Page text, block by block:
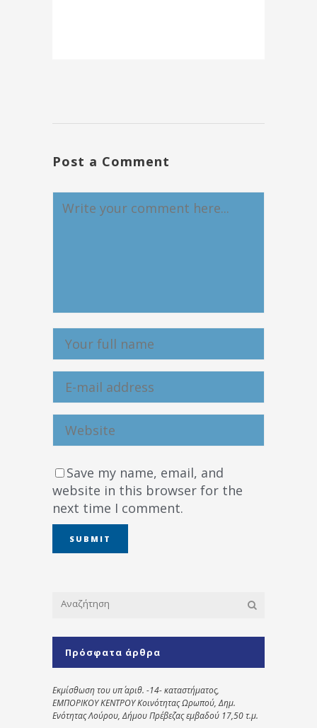
Post a Comment
Save my name, email, and
website in this browser for the
next time I comment.
Πρόσφατα άρθρα
Εκμίσθωση του υπ΄ αριθ. -14- καταστήματος,
ΕΜΠΟΡΙΚΟΥ ΚΕΝΤΡΟΥ Κοινότητας Ωρωπού, Δημ.
Ενότητας Λούρου, Δήμου Πρέβεζας εμβαδού 17,50 τ.μ.